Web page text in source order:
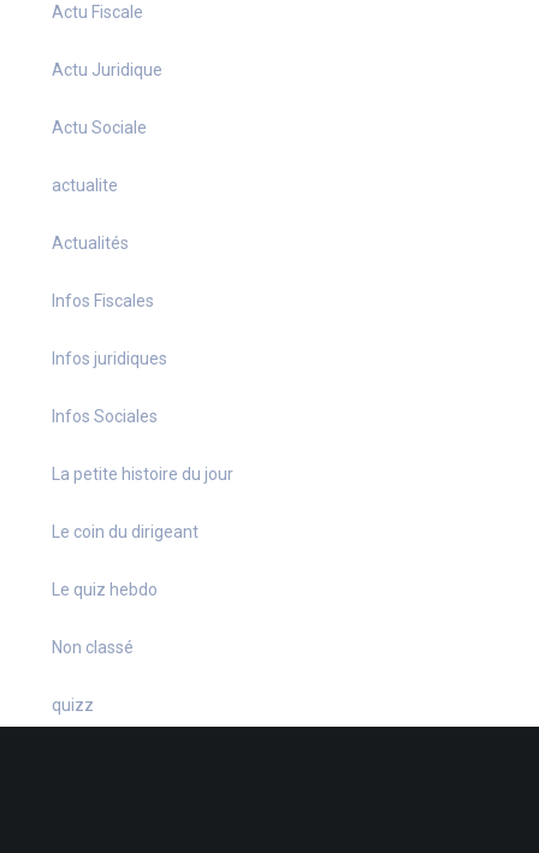
Actu Fiscale
Actu Juridique
Actu Sociale
actualite
Actualités
Infos Fiscales
Infos juridiques
Infos Sociales
La petite histoire du jour
Le coin du dirigeant
Le quiz hebdo
Non classé
quizz